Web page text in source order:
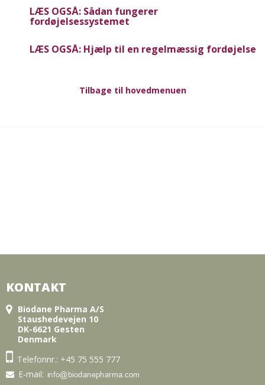
LÆS OGSÅ: Sådan fungerer
fordøjelsessystemet
LÆS OGSÅ: Hjælp til en regelmæssig fordøjelse
Tilbage til hovedmenuen
KONTAKT
Biodane Pharma A/S
Staushedevejen 10
DK-6621 Gesten
Denmark
Telefonnr.: +45 75 555 777
E-mail: